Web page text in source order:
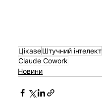
ЦікавеШтучний інтелект
Claude Cowork
Новини